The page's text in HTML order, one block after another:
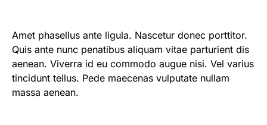
Amet phasellus ante ligula. Nascetur donec porttitor.
Quis ante nunc penatibus aliquam vitae parturient dis
aenean. Viverra id eu commodo augue nisi. Vel varius
tincidunt tellus. Pede maecenas vulputate nullam
massa aenean.